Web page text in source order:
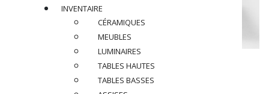
JEAN PROUVE (1901-1984)
Bureau » Compas « , circa 1953
INVENTAIRE
CÉRAMIQUES
MEUBLES
LUMINAIRES
TABLES HAUTES
TABLES BASSES